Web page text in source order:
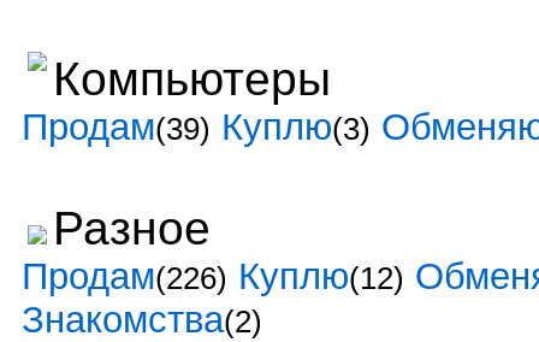
Компьютеры
Продам(39) Куплю(3)
Разное
Продам(226) Куплю(12)
Знакомства(2)